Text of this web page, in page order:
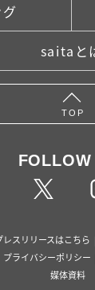
saitaと
TOP
FOLLOW
レスリリースはこちら
プライバシーポリシー
媒体資料